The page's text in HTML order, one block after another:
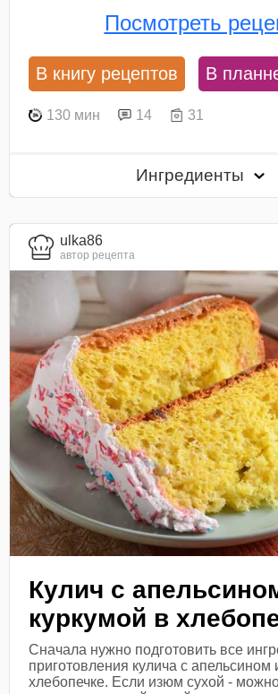
Посмотреть
В книгу рецептов В
130 мин 14 31
Ингредиенты
ulka86
автор рецепта
Кулич с
куркумой в
Сначала нужно подготовить все
приготовления кулича с апельсином
хлебопечке. Если изюм сухой -